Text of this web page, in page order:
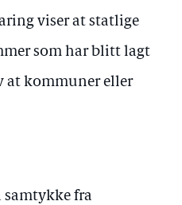
viser at statlige
som har blitt lagt
at kommuner eller
samtykke fra